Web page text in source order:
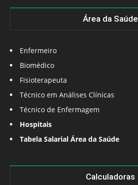
Área da Saúde
Enfermeiro
Biomédico
Fisioterapeuta
Técnico em Análises Clínicas
Técnico de Enfermagem
Hospitais
Tabela Salarial Área da Saúde
Calculadoras